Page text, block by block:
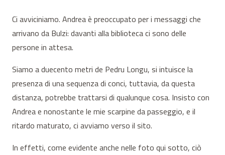
Ci avviciniamo. Andrea è preoccupato per i messaggi che
arrivano da Bulzi: davanti alla biblioteca ci sono delle
persone in attesa.
Siamo a duecento metri de Pedru Longu, si intuisce la
presenza di una sequenza di conci, tuttavia, da questa
distanza, potrebbe trattarsi di qualunque cosa. Insisto con
Andrea e nonostante le mie scarpine da passeggio, e il
ritardo maturato, ci avviamo verso il sito.
In effetti, come evidente anche nelle foto qui sotto, ciò